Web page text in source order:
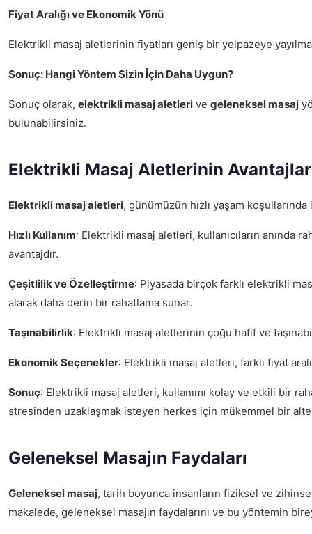
Fiyat Aralığı ve Ekonomik Yönü
Elektrikli masaj aletlerinin fiyatları geniş bir yelpazeye
Sonuç: Hangi Yöntem Sizin İçin Daha Uygun?
Sonuç olarak, elektrikli masaj aletleri ve geleneksel masaj
bulunabilirsiniz.
Elektrikli Masaj Aletlerinin
Elektrikli masaj aletleri, günümüzün hızlı yaşam
Hızlı Kullanım: Elektrikli masaj aletleri, kullanıcıların anında
avantajdır.
Çeşitlilik ve Özelleştirme: Piyasada birçok farklı elektrikli
alarak daha derin bir rahatlama sunar.
Taşınabilirlik: Elektrikli masaj aletlerinin çoğu hafif ve
Ekonomik Seçenekler: Elektrikli masaj aletleri, farklı fiyat
Sonuç: Elektrikli masaj aletleri, kullanımı kolay ve etkili bir
stresinden uzaklaşmak isteyen herkes için mükemmel bir
Geleneksel Masajın Faydaları
Geleneksel masaj, tarih boyunca insanların fiziksel ve
makalede, geleneksel masajın faydalarını ve bu yöntemin